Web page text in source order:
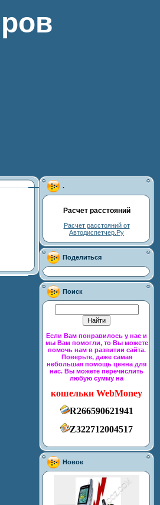
.
Расчет расстояний
Расчет расстояний от
Автодиспетчер.Ру
Поделиться
Поиск
Если Вам понравилось у нас и
мы Вам помогли, то Вы можете
помочь нам в развитии сайта.
Поверьте, даже самая
небольшая помощь ценна для
нас. Вы можете перечислить
любую сумму на
кошельки WebMoney
R266590621941
Z322712004517
Новое